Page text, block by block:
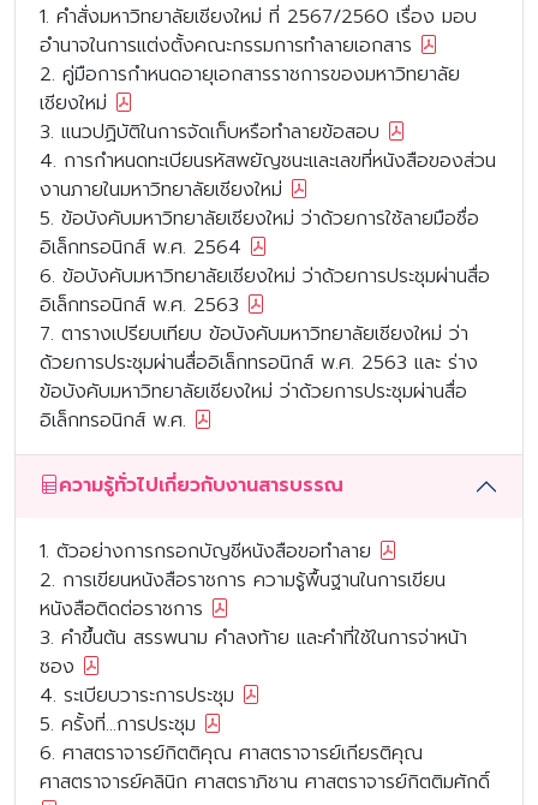
1. คำสั่งมหาวิทยาลัยเชียงใหม่ ที่ 2567/2560 เรื่อง มอบ
อำนาจในการแต่งตั้งคณะกรรมการทำลายเอกสาร
2. คู่มือการกำหนดอายุเอกสารราชการของมหาวิทยาลัย
เชียงใหม่
3. แนวปฏิบัติในการจัดเก็บหรือทำลายข้อสอบ
4. การกำหนดทะเบียนรหัสพยัญชนะและเลขที่หนังสือของส่วน
งานภายในมหาวิทยาลัยเชียงใหม่
5. ข้อบังคับมหาวิทยาลัยเชียงใหม่ ว่าด้วยการใช้ลายมือชื่อ
อิเล็กทรอนิกส์ พ.ศ. 2564
6. ข้อบังคับมหาวิทยาลัยเชียงใหม่ ว่าด้วยการประชุมผ่านสื่อ
อิเล็กทรอนิกส์ พ.ศ. 2563
7. ตารางเปรียบเทียบ ข้อบังคับมหาวิทยาลัยเชียงใหม่ ว่า
ด้วยการประชุมผ่านสื่ออิเล็กทรอนิกส์ พ.ศ. 2563 และ ร่าง
ข้อบังคับมหาวิทยาลัยเชียงใหม่ ว่าด้วยการประชุมผ่านสื่อ
อิเล็กทรอนิกส์ พ.ศ.
ความรู้ทั่วไปเกี่ยวกับงานสารบรรณ
1. ตัวอย่างการกรอกบัญชีหนังสือขอทำลาย
2. การเขียนหนังสือราชการ ความรู้พื้นฐานในการเขียน
หนังสือติดต่อราชการ
3. คำขึ้นต้น สรรพนาม คำลงท้าย และคำที่ใช้ในการจ่าหน้า
ซอง
4. ระเบียบวาระการประชุม
5. ครั้งที่...การประชุม
6. ศาสตราจารย์กิตติคุณ ศาสตราจารย์เกียรติคุณ
ศาสตราจารย์คลินิก ศาสตราภิชาน ศาสตราจารย์กิตติมศักดิ์